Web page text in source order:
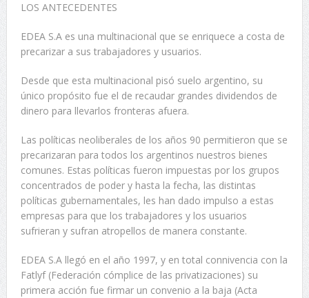
LOS ANTECEDENTES
EDEA S.A es una multinacional que se enriquece a costa de
precarizar a sus trabajadores y usuarios.
Desde que esta multinacional pisó suelo argentino, su
único propósito fue el de recaudar grandes dividendos de
dinero para llevarlos fronteras afuera.
Las políticas neoliberales de los años 90 permitieron que se
precarizaran para todos los argentinos nuestros bienes
comunes. Estas políticas fueron impuestas por los grupos
concentrados de poder y hasta la fecha, las distintas
políticas gubernamentales, les han dado impulso a estas
empresas para que los trabajadores y los usuarios
sufrieran y sufran atropellos de manera constante.
EDEA S.A llegó en el año 1997, y en total connivencia con la
Fatlyf (Federación cómplice de las privatizaciones) su
primera acción fue firmar un convenio a la baja (Acta